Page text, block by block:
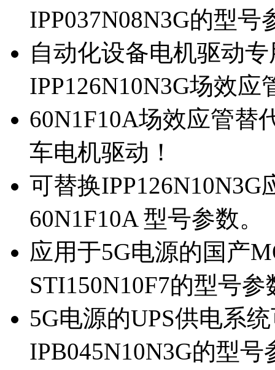
IPP037N08N3G的型号
自动化设备电机驱动
IPP126N10N3G场效应
60N1F10A场效应管替
车电机驱动！
可替换
60N1F10A 型号参数。
应用于5G电源的国产
STI150N10F7的型号参
5G电源的UPS供电系
IPB045N10N3G的型号